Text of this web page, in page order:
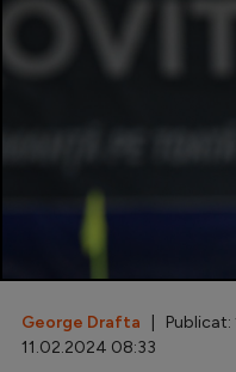
Cupa
Echipa
Inedit
George Drafta | Publicat:
11.02.2024 08:33